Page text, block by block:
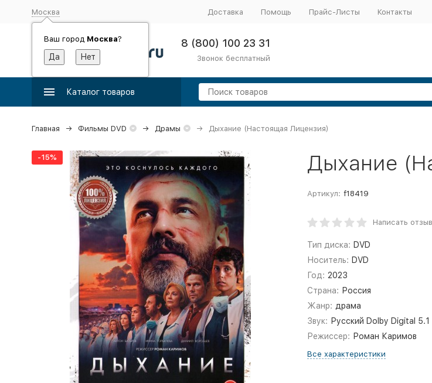
Москва
Ваш город Москва?
Доставка Помощь Прайс-Листы Контакты
8 (800) 100 23 31
Звонок бесплатный
Каталог товаров
Главная Фильмы DVD Драмы Дыхание (Настоящая Лицензия)
-15% Дыхание
Артикул: f18419
Написать отзыв
Тип диска: DVD
Носитель: DVD
Год: 2023
Страна: Россия
Жанр: драма
Звук: Русский Dolby Digital 5.1
Режиссер: Роман Каримов
Все характеристики